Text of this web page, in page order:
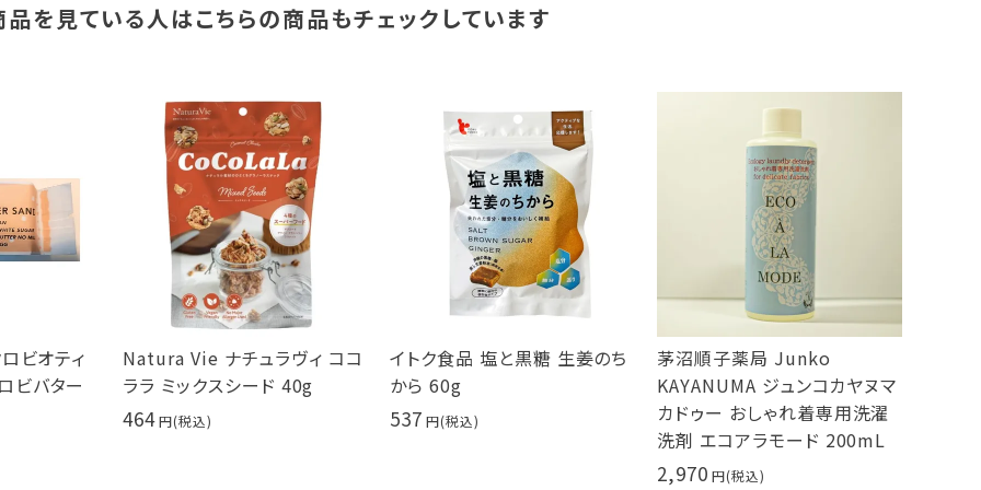
品を見ている人はこちらの商品もチェックしています
ビオティ
ビバター
Natura Vie ナチュラヴィ ココ
ララ ミックスシード 40g
464
イトク食品 塩と黒糖 生姜のち
から 60g
537
茅沼順子薬局 Junko
KAYANUMA ジュンコカヤヌマ
カドゥー おしゃれ着専用洗濯
洗剤 エコアラモード 200mL
2,970